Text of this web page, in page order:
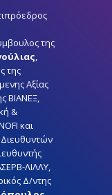
της
,
της
Αξίας
ΒΙΑΝΕΞ,
&
και
Διευθυντών
ΛΙΛΛΥ,
Δ/ντης